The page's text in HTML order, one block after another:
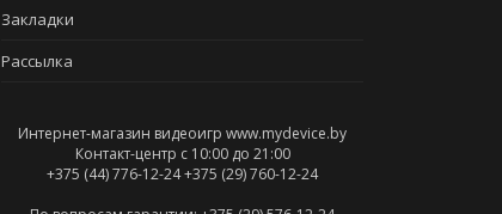
Закладки
Рассылка
Интернет-магазин видеоигр www.mydevice.by
Контакт-центр с 10:00 до 21:00
+375 (44) 776-12-24+375 (29) 760-12-24